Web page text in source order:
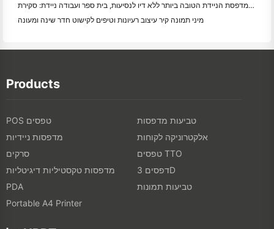
המדפסת הניידת הטובה ביותר ללא דיו לנסיעות, בית ספר ועבודה ניידת: סקירת Hanin MT620 Pro
מיני תמונה קיר עיצוב רעיונות וטיפים לקישוט חדר שינה ומעונה
Products
POS טפסים
טביעות מדפסות
מדפסות ניידיות
אלקטרוניקה לקוחות
סרקים
טפסים TTO
מדפסות טקסטיליות דיגיטליות
דפסים 3D
PDA
טביעות תמונות
Portable A4 Printer